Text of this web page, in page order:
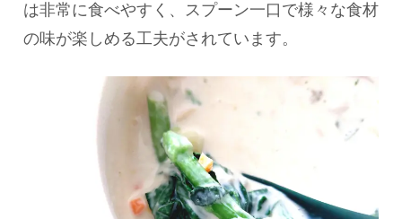
は非常に食べやすく、スプーン一口で様々な食材
の味が楽しめる工夫がされています。